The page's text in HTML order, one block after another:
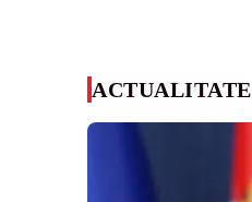
ACTUALITATE